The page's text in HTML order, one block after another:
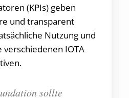
(KPIs) geben
und transparent
Nutzung und
IOTA
sollte